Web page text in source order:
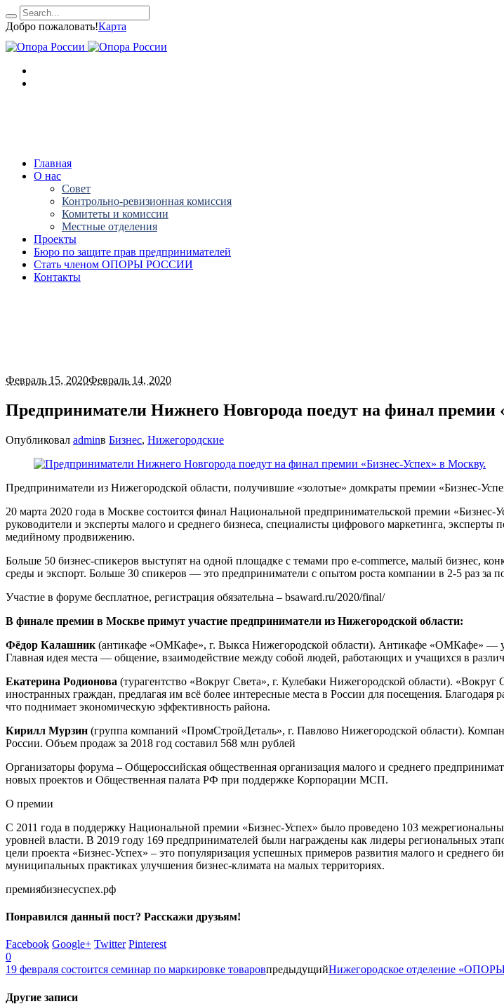
Добро пожаловать!Карта
Главная
О нас
Совет
Контрольно-ревизионная комиссия
Комитеты и комиссии
Местные отделения
Проекты
Бюро по защите прав предпринимателей
Стать членом ОПОРЫ РОССИИ
Контакты
Февраль 15, 2020Февраль 14, 2020
Предприниматели Нижнего Новгорода поедут на финал премии
Опубликовал adminв Бизнес, Нижегородские
Предприниматели из Нижегородской области, получившие «золотые» домкраты премии «Бизнес-
20 марта 2020 года в Москве состоится финал Национальной предпринимательской премии
руководители и эксперты малого и среднего бизнеса, специалисты цифрового маркетинга,
медийному продвижению.
Больше 50 бизнес-спикеров выступят на одной площадке с темами про e-commerce, малый бизнес,
среды и экспорт. Больше 30 спикеров — это предприниматели с опытом роста компании в 2-5 раз за
Участие в форуме бесплатное, регистрация обязательна – bsaward.ru/2020/final/
В финале премии в Москве примут участие предприниматели из Нижегородской области:
Фёдор Калашник (антикафе «ОМКафе», г. Выкса Нижегородской области). Антикафе «ОМКафе» —
Главная идея места — общение, взаимодействие между собой людей, работающих и учащихся в
Екатерина Родионова (турагентство «Вокруг Света», г. Кулебаки Нижегородской области).
иностранных граждан, предлагая им всё более интересные места в России для посещения. Благодаря
что поднимает экономическую эффективность района.
Кирилл Мурзин (группа компаний «ПромСтройДеталь», г. Павлово Нижегородской области).
России. Объем продаж за 2018 год составил 568 млн рублей
Организаторы форума – Общероссийская общественная организация малого и среднего
новых проектов и Общественная палата РФ при поддержке Корпорации МСП.
О премии
С 2011 года в поддержку Национальной премии «Бизнес-Успех» было проведено 103
уровней власти. В 2019 году 169 предпринимателей были награждены как лидеры региональных
цели проекта «Бизнес-Успех» – это популяризация успешных примеров развития малого и
муниципальных практиках улучшения бизнес-климата на малых территориях.
премиябизнесуспех.рф
Понравился данный пост? Расскажи друзьям!
Facebook Google+ Twitter Pinterest
0
19 февраля состоится семинар по маркировке товаровпредыдущийНижегородское отделение
Другие записи